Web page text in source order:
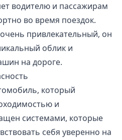
водителю и пассажирам
во время поездок.
привлекательный, он
облик и
на дороге.
который
и
системами, которые
себя уверенно на